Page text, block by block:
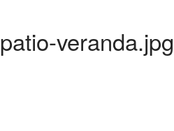
patio-veranda.jpg